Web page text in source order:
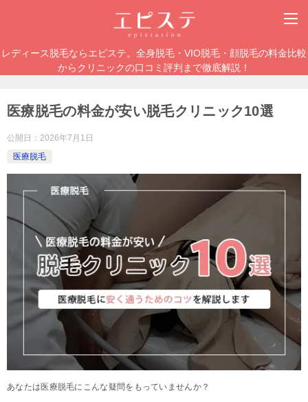
レディース脱毛ならエピステ。全身脱毛・VIO脱毛・顔脱毛の料金比較
からクリニックの口コミ評判まで徹底解説！
医療脱毛の料金が安い脱毛クリニック10選
公開日： 2026年7月1日
医療脱毛
あなたは医療脱毛にこんな疑問をもっていませんか？